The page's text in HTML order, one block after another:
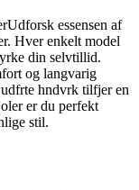
essensen af
Hver enkelt model
din selvtillid.
og langvarig
hndvrk tilfjer en
er du perfekt
stil.